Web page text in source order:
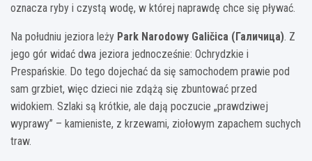
oznacza ryby i czystą wodę, w której naprawdę chce się pływać.
Na południu jeziora leży Park Narodowy Galičica (Галичица). Z
jego gór widać dwa jeziora jednocześnie: Ochrydzkie i
Prespańskie. Do tego dojechać da się samochodem prawie pod
sam grzbiet, więc dzieci nie zdążą się zbuntować przed
widokiem. Szlaki są krótkie, ale dają poczucie „prawdziwej
wyprawy” – kamieniste, z krzewami, ziołowym zapachem suchych
traw.